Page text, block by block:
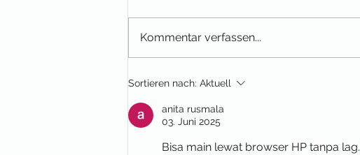
KEINE Vermittlung von Wohnraum!
Kommentar verfassen...
Sortieren nach: Aktuell
anita rusmala
03. Juni 2025
Bisa main lewat browser HP tanpa lag.